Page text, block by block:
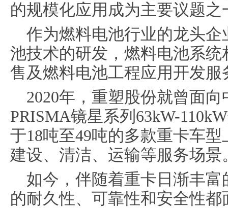
的规模化应用成为主要议题之
作为燃料电池行业的龙头
池技术的研发，燃料电池系
售及燃料电池工程应用开发
2020年，重塑股份就曾面
PRISMA镜星系列63kW-
于18吨至49吨的多款重卡车
建设、清洁、运输等服务场景
如今，伴随着重卡日渐丰
的耐久性、可靠性和安全性